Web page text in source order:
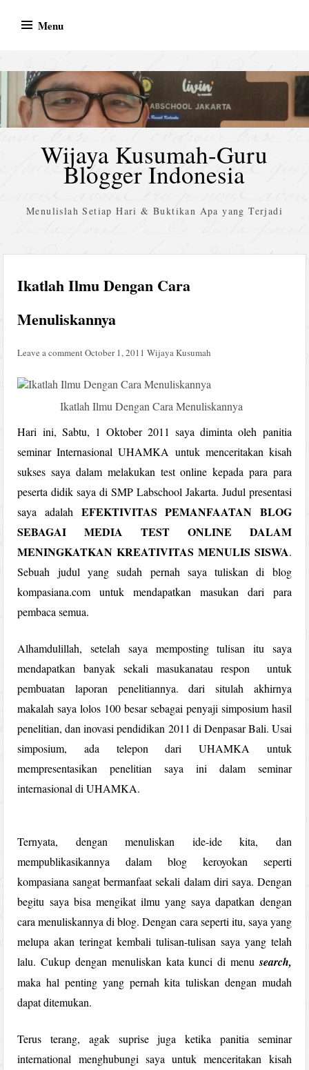
Menu
Wijaya Kusumah-Guru
Blogger Indonesia
Menulislah Setiap Hari & Buktikan Apa yang Terjadi
Ikatlah Ilmu Dengan Cara
Menuliskannya
Leave a comment October 1, 2011 Wijaya Kusumah
Ikatlah Ilmu Dengan Cara Menuliskannya
Hari ini, Sabtu, 1 Oktober 2011 saya diminta oleh panitia
seminar Internasional UHAMKA untuk menceritakan kisah
sukses saya dalam melakukan test online kepada para para
peserta didik saya di SMP Labschool Jakarta. Judul presentasi
saya adalah EFEKTIVITAS PEMANFAATAN BLOG
SEBAGAI MEDIA TEST ONLINE DALAM
MENINGKATKAN KREATIVITAS MENULIS SISWA.
Sebuah judul yang sudah pernah saya tuliskan di blog
kompasiana.com untuk mendapatkan masukan dari para
pembaca semua.
Alhamdulillah, setelah saya memposting tulisan itu saya
mendapatkan banyak sekali masukanatau respon untuk
pembuatan laporan penelitiannya. dari situlah akhirnya
makalah saya lolos 100 besar sebagai penyaji simposium hasil
penelitian, dan inovasi pendidikan 2011 di Denpasar Bali. Usai
simposium, ada telepon dari UHAMKA untuk
mempresentasikan penelitian saya ini dalam seminar
internasional di UHAMKA.
Ternyata, dengan menuliskan ide-ide kita, dan
mempublikasikannya dalam blog keroyokan seperti
kompasiana sangat bermanfaat sekali dalam diri saya. Dengan
begitu saya bisa mengikat ilmu yang saya dapatkan dengan
cara menuliskannya di blog. Dengan cara seperti itu, saya yang
melupa akan teringat kembali tulisan-tulisan saya yang telah
lalu. Cukup dengan menuliskan kata kunci di menusearch,
maka hal penting yang pernah kita tuliskan dengan mudah
dapat ditemukan.
Terus terang, agak suprise juga ketika panitia seminar
international menghubungi saya untuk menceritakan kisah